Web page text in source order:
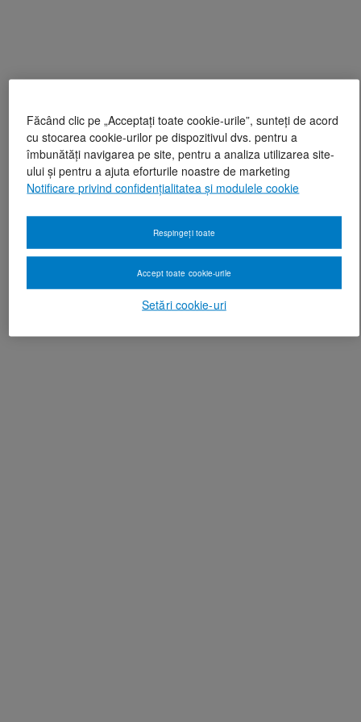
Făcând clic pe „Acceptați toate cookie-urile”, sunteți de acord
cu stocarea cookie-urilor pe dispozitivul dvs. pentru a
îmbunătăți navigarea pe site, pentru a analiza utilizarea site-
ului și pentru a ajuta eforturile noastre de marketing
Notificare privind confidențialitatea și modulele cookie
Setări cookie-uri
Respingeți toate
Accept toate cookie-urile